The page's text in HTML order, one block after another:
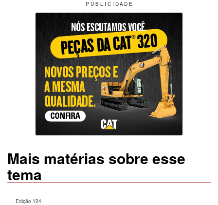
P U B L I C I D A D E
Mais matérias sobre esse
tema
Edição 124